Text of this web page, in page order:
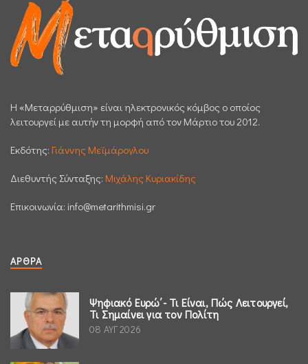
H «Μεταρρύθμιση» είναι ηλεκτρονικός κόμβος ο οποίος
λειτουργεί με αυτήν τη μορφή από τον Μάρτιο του 2012.
Εκδότης: Γιάννης Μεϊμάρογλου
Διεθυντής Σύνταξης: Μιχάλης Κυριακίδης
Επικοινωνία: info@metarithmisi.gr
ΆΡΘΡΑ
Ψηφιακό Ευρώ΄- Τι Είναι, Πώς Λειτουργεί,
Τι Σημαίνει για τον Πολίτη
08 ΑΥΓ 2026